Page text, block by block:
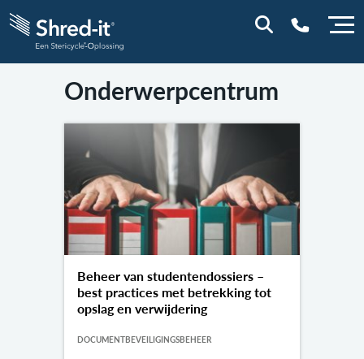
0800 0114
Onderwerpcentrum
Beheer van studentendossiers –
best practices met betrekking tot
opslag en verwijdering
DOCUMENTBEVEILIGINGSBEHEER